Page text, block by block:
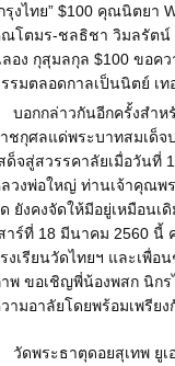
รุงไทย” $100 คุณนิตยา
โตมร-ชลธิชา วิมลรัตน์
อง กุสุมลกุล $100 ขอค
รมตลอดกาลเป็นนิตย์ เ
บอกกล่าวกันอีกครั้งสำ
ชกุศลแด่พระบาทสมเด็
ด็จสู่สวรรคาลัยเมื่อวันที่
วงพ่อใหญ่ ท่านเจ้าคุณพ
ยังคงจัดให้มีอยู่เหมือนเ
าร์ที่ 18 มีนาคม 2560
งเรียนวัดไทยฯ และเพื่อ
พ ขอเชิญพี่น้องพสก นิกร
ามอาลัยโดยพร้อมเพรียง
วัดพระธาตุดอยสุเทพ ยู